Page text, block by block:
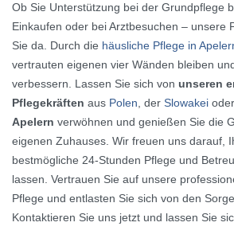
Ob Sie Unterstützung bei der Grundpflege
Einkaufen oder bei Arztbesuchen – unsere
Sie da. Durch die häusliche Pflege in
vertrauten eigenen vier Wänden bleiben
verbessern. Lassen Sie sich von unseren
Pflegekräften aus Polen, der Slowakei oder
Apelern verwöhnen und genießen Sie die
eigenen Zuhauses. Wir freuen uns darauf,
bestmögliche 24-Stunden Pflege und
lassen. Vertrauen Sie auf unsere
Pflege und entlasten Sie sich von den
Kontaktieren Sie uns jetzt und lassen Sie